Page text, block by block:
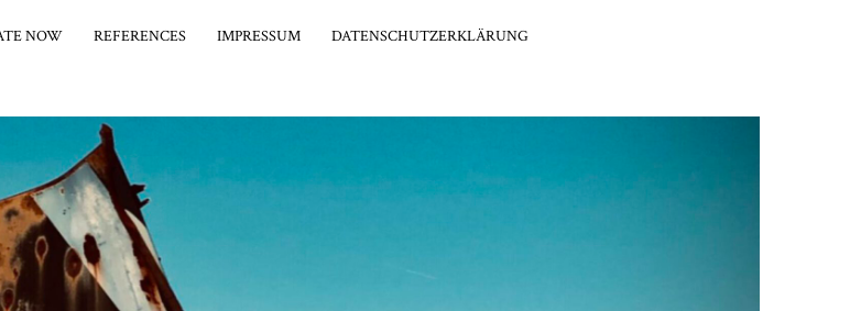
NOW REFERENCES IMPRESSUM DATENSCHUTZERKLÄRUNG